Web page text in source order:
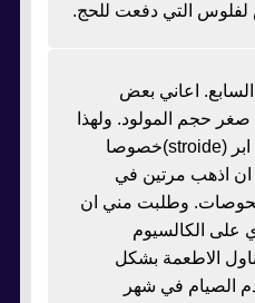
التي دفعت للحج.
اعاني بعض
حجم المولود. ولهذا
السبب اعطتني الدكتورة ابر (stroide)خصوصا
ان اذهب مرتين في
وطلبت مني ان
على الكالسيوم
الاطعمة بشكل
الصيام في شهر